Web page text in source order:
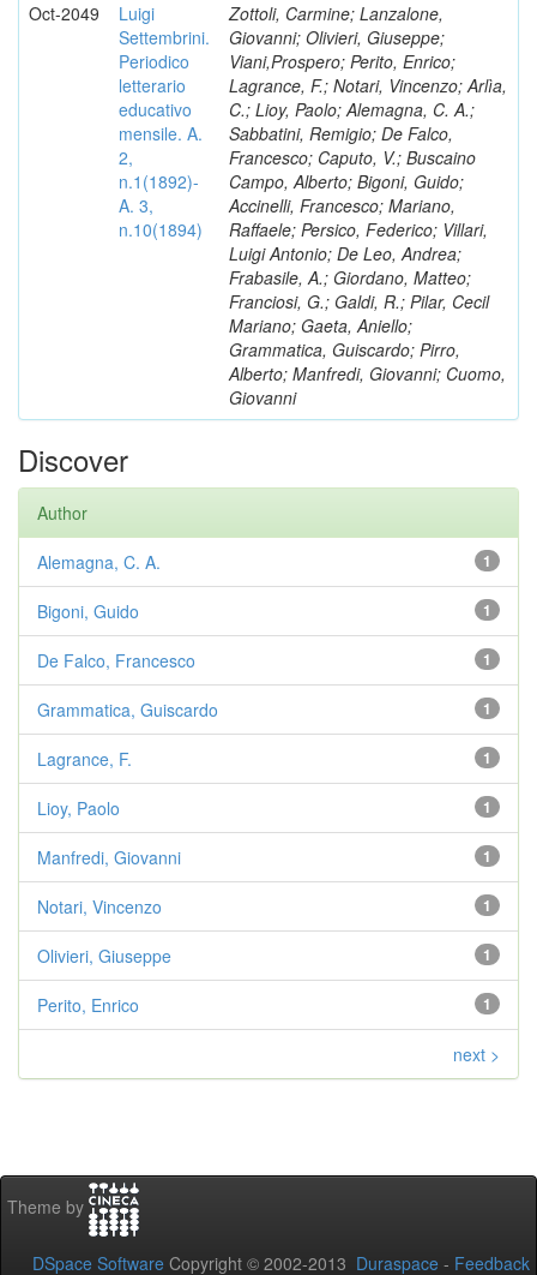
Oct-2049
Luigi
Settembrini.
Periodico
letterario
educativo
mensile. A.
2,
n.1(1892)-
A. 3,
n.10(1894)
Zottoli, Carmine; Lanzalone,
Giovanni; Olivieri, Giuseppe;
Viani,Prospero; Perito, Enrico;
Lagrance, F.; Notari, Vincenzo; Arlìa,
C.; Lioy, Paolo; Alemagna, C. A.;
Sabbatini, Remigio; De Falco,
Francesco; Caputo, V.; Buscaino
Campo, Alberto; Bigoni, Guido;
Accinelli, Francesco; Mariano,
Raffaele; Persico, Federico; Villari,
Luigi Antonio; De Leo, Andrea;
Frabasile, A.; Giordano, Matteo;
Franciosi, G.; Galdi, R.; Pilar, Cecil
Mariano; Gaeta, Aniello;
Grammatica, Guiscardo; Pirro,
Alberto; Manfredi, Giovanni; Cuomo,
Giovanni
Discover
Author
1
Alemagna, C. A.
1
Bigoni, Guido
1
De Falco, Francesco
1
Grammatica, Guiscardo
1
Lagrance, F.
1
Lioy, Paolo
1
Manfredi, Giovanni
1
Notari, Vincenzo
1
Olivieri, Giuseppe
1
Perito, Enrico
next >
Theme by
DSpace Software Copyright © 2002-2013 Duraspace - Feedback